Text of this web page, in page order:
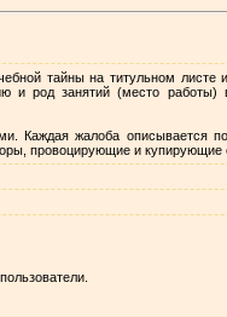
тайны на титульном листе
и род занятий (место
Каждая жалоба описывается
провоцирующие и купирующие